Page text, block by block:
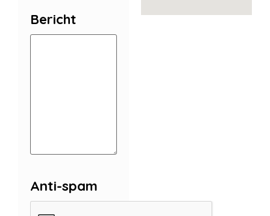
Bericht
Anti-spam